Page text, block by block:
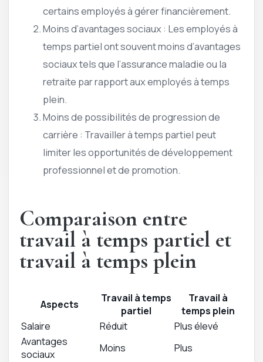
certains employés à gérer financièrement.
Moins d’avantages sociaux : Les employés à
temps partiel ont souvent moins d’avantages
sociaux tels que l’assurance maladie ou la
retraite par rapport aux employés à temps
plein.
Moins de possibilités de progression de
carrière : Travailler à temps partiel peut
limiter les opportunités de développement
professionnel et de promotion.
Comparaison entre
travail à temps partiel et
travail à temps plein
Aspects
Travail à temps
partiel
Travail à
temps plein
Salaire
Réduit
Plus élevé
Avantages
sociaux
Moins
Plus